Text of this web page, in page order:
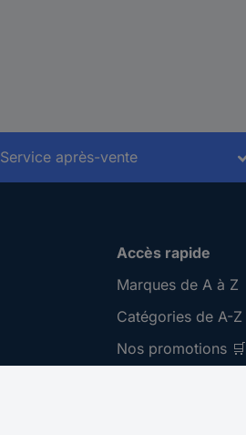
Service après-vente
Accès rapide
Marques de A à Z
Catégories de A-Z
Nos promotions 🛒